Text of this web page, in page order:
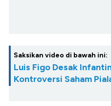
Saksikan video di bawah ini:
Luis Figo Desak
Kontroversi Saham